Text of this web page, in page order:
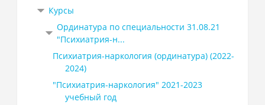
Курсы
Ординатура по специальности 31.08.21
"Психиатрия-н...
Психиатрия-наркология (ординатура) (2022-
2024)
"Психиатрия-наркология" 2021-2023
учебный год